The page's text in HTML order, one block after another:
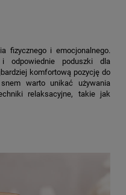
fizycznego i emocjonalnego.
odpowiednie poduszki dla
komfortową pozycję do
warto unikać używania
relaksacyjne, takie jak